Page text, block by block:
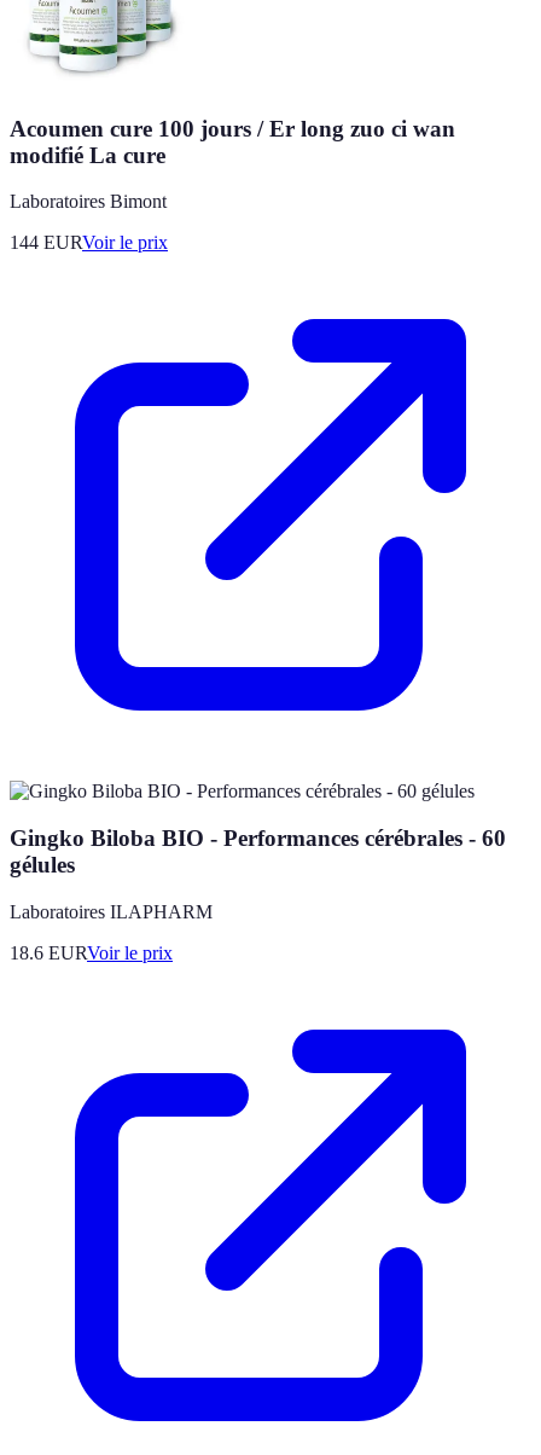
Acoumen cure 100 jours / Er long zuo ci wan
modifié La cure
Laboratoires Bimont
144 EURVoir le prix
Gingko Biloba BIO - Performances cérébrales - 60
gélules
Laboratoires ILAPHARM
18.6 EURVoir le prix